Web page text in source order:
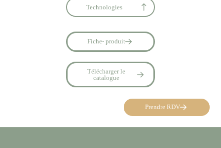
Technologies
Fiche- produit
Télécharger le
catalogue
Prendre RDV